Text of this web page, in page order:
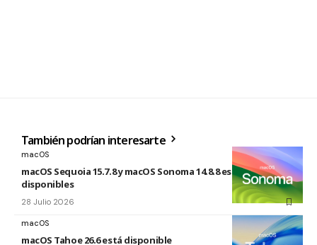
También podrían interesarte
macOS
macOS Sequoia 15.7.8 y macOS Sonoma 14.8.8 están
disponibles
28 Julio 2026
macOS
macOS Tahoe 26.6 está disponible